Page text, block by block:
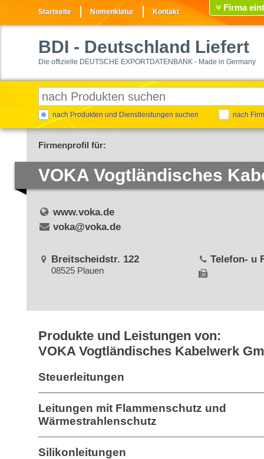
Startseite Nomenklatur Kontakt Firma
BDI - Deutschland Liefert
Die offizielle DEUTSCHE EXPORTDATENBANK - Made in Germany
nach Produkten und Dienstleistungen suchen nach
Firmenprofil für:
VOKA Vogtländisches
www.voka.de
voka@voka.de
Breitscheidstr. 122
08525 Plauen
Telefon- u
Produkte und Leistungen von:
VOKA Vogtländisches Kabelwerk
Steuerleitungen
Leitungen mit Flammenschutz und
Wärmestrahlenschutz
Silikonleitungen